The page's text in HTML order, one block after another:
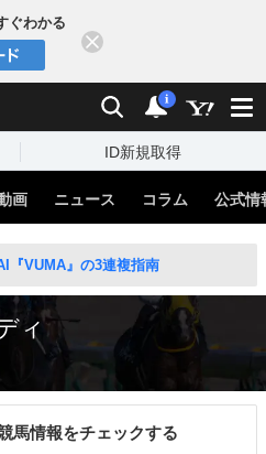
ぐわかる
検索 通知
i
ID新規取得
画 ニュース コラム 公式情
『VUMA』の3連複指南
ィ
馬情報をチェックする